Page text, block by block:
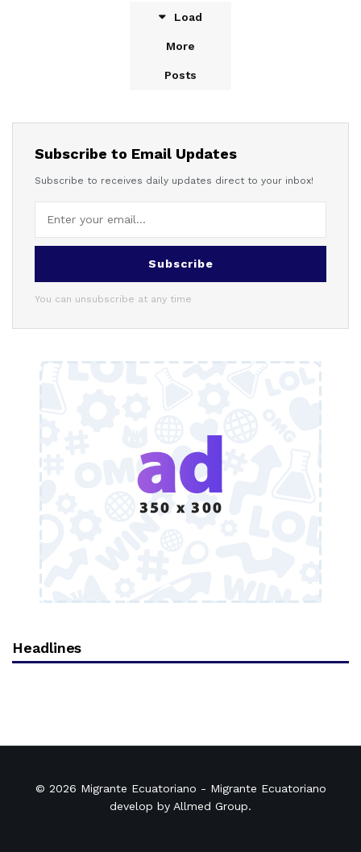
Load
More
Posts
Subscribe to Email Updates
Subscribe to receives daily updates direct to your inbox!
Subscribe
You can unsubscribe at any time
Headlines
© 2026 Migrante Ecuatoriano - Migrante Ecuatoriano
develop by Allmed Group.